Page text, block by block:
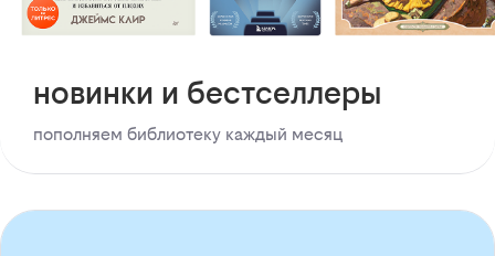
новинки и бестселлеры
пополняем библиотеку каждый месяц